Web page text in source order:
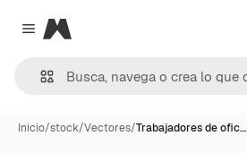
Close menu
Magnific
Inicio/stock/Vectores/Trabajadores de ofic…